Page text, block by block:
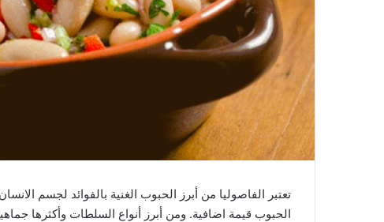
تعتبر الفاصوليا من أبرز الحبوب الغنية بالفوائد لجسم
الحبوب قيمة اضافية. ومن أبرز أنواع السلطات وأكثرها